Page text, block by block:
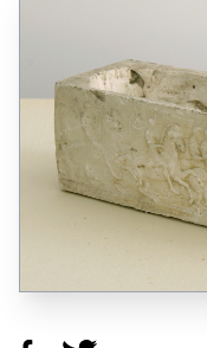
EVENTI
PALAZZO DELLE MUSE